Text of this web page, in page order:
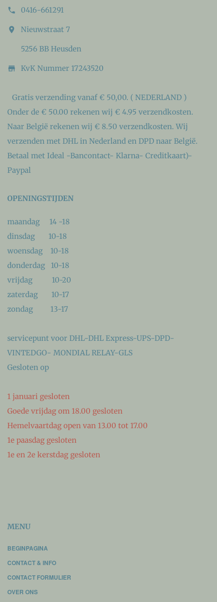
 0416-661291
 Nieuwstraat 7
5256 BB Heusden
 KvK Nummer 17243520
Gratis verzending vanaf € 50,00. ( NEDERLAND )
Onder de € 50.00 rekenen wij € 4.95 verzendkosten.
Naar België rekenen wij € 8.50 verzendkosten. Wij
verzenden met DHL in Nederland en DPD naar België.
Betaal met Ideal -Bancontact- Klarna- Creditkaart)-
Paypal
OPENINGSTIJDEN
maandag 14 -18
dinsdag 10-18
woensdag 10-18
donderdag 10-18
vrijdag 10-20
zaterdag 10-17
zondag 13-17
servicepunt voor DHL-DHL Express-UPS-DPD-
VINTEDGO- MONDIAL RELAY-GLS
Gesloten op
1 januari gesloten
Goede vrijdag om 18.00 gesloten
Hemelvaartdag open van 13.00 tot 17.00
1e paasdag gesloten
1e en 2e kerstdag gesloten
MENU
BEGINPAGINA
CONTACT & INFO
CONTACT FORMULIER
OVER ONS